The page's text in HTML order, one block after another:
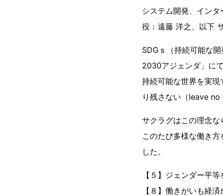
システム開発、イン
役：遠藤 洋之、以下
SDGｓ（持続可能な
2030アジェンダ」に
持続可能な世界を実
り残さない（leave no
サクラグはこの理念な
このたび多様な働き
した。
【５】ジェンダー平
【８】働きがいも経済